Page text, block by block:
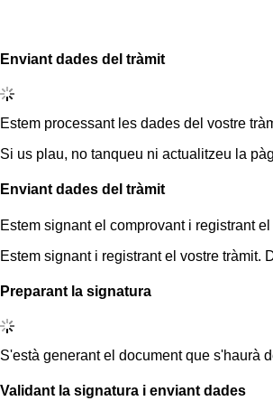
Enviant dades del tràmit
Estem processant les dades del vostre
Si us plau, no tanqueu ni actualitzeu la
Enviant dades del tràmit
Estem signant el comprovant i registrant
Estem signant i registrant el vostre tràmit.
Preparant la signatura
S'està generant el document que s'haurà
Validant la signatura i enviant dades